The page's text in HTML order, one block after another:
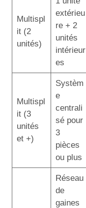
Multispl
it (2
unités)
extérieu
re + 2
unités
intérieur
es
Multispl
it (3
unités
et +)
Systèm
e
centrali
sé pour
3
pièces
ou plus
Réseau
de
gaines